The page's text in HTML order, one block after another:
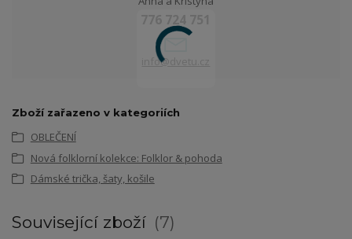
info@dvetu.cz
Zboží zařazeno v kategoriích
OBLEČENÍ
Nová folklorní kolekce: Folklor & pohoda
Dámské trička, šaty, košile
Související zboží 7